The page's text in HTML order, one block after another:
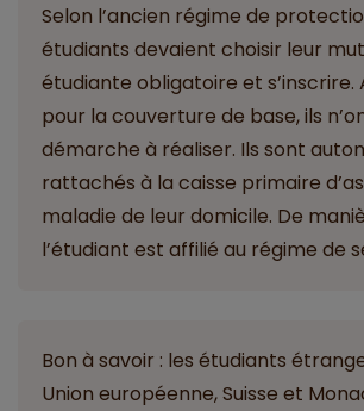
Selon l’ancien régime de
étudiants devaient choisir leur
étudiante obligatoire et s’inscrire.
pour la couverture de base, ils
démarche à réaliser. Ils sont
rattachés à la caisse primaire
maladie de leur domicile. De
l’étudiant est affilié au régime de
Bon à savoir : les étudiants
Union européenne, Suisse et